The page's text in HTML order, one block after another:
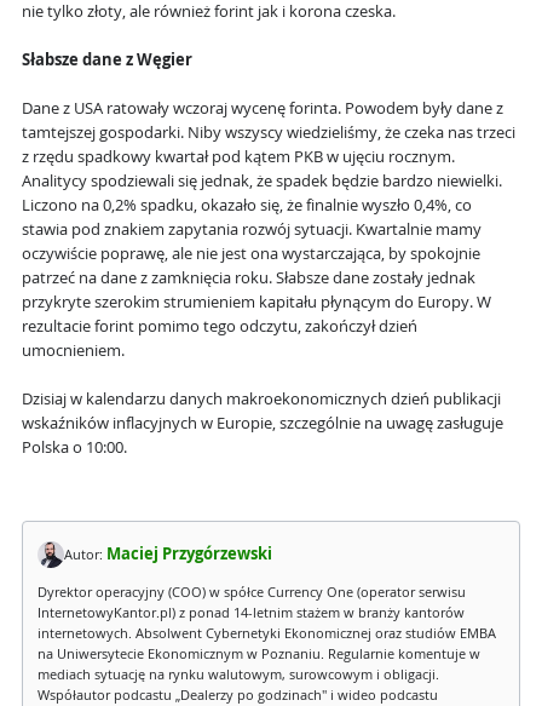
nie tylko złoty, ale również forint jak i korona czeska.
Słabsze dane z Węgier
Dane z USA ratowały wczoraj wycenę forinta. Powodem były dane z
tamtejszej gospodarki. Niby wszyscy wiedzieliśmy, że czeka nas trzeci
z rzędu spadkowy kwartał pod kątem PKB w ujęciu rocznym.
Analitycy spodziewali się jednak, że spadek będzie bardzo niewielki.
Liczono na 0,2% spadku, okazało się, że finalnie wyszło 0,4%, co
stawia pod znakiem zapytania rozwój sytuacji. Kwartalnie mamy
oczywiście poprawę, ale nie jest ona wystarczająca, by spokojnie
patrzeć na dane z zamknięcia roku. Słabsze dane zostały jednak
przykryte szerokim strumieniem kapitału płynącym do Europy. W
rezultacie forint pomimo tego odczytu, zakończył dzień
umocnieniem.
Dzisiaj w kalendarzu danych makroekonomicznych dzień publikacji
wskaźników inflacyjnych w Europie, szczególnie na uwagę zasługuje
Polska o 10:00.
Autor: Maciej Przygórzewski
Dyrektor operacyjny (COO) w spółce Currency One (operator serwisu
InternetowyKantor.pl) z ponad 14-letnim stażem w branży kantorów
internetowych. Absolwent Cybernetyki Ekonomicznej oraz studiów EMBA
na Uniwersytecie Ekonomicznym w Poznaniu. Regularnie komentuje w
mediach sytuację na rynku walutowym, surowcowym i obligacji.
Współautor podcastu „Dealerzy po godzinach" i wideo podcastu